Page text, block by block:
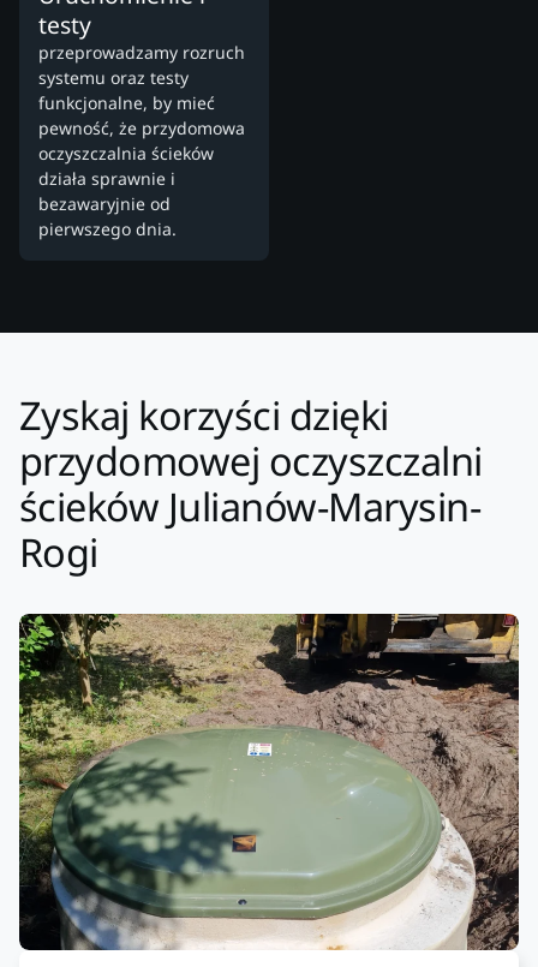
testy
przeprowadzamy rozruch
systemu oraz testy
funkcjonalne, by mieć
pewność, że przydomowa
oczyszczalnia ścieków
działa sprawnie i
bezawaryjnie od
pierwszego dnia.
Zyskaj korzyści dzięki
przydomowej oczyszczalni
ścieków Julianów-Marysin-
Rogi